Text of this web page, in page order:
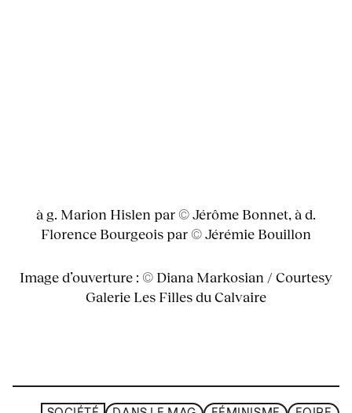
à g. Marion Hislen par © Jérôme Bonnet, à d.
Florence Bourgeois par © Jérémie Bouillon
Image d’ouverture : © Diana Markosian / Courtesy
Galerie Les Filles du Calvaire